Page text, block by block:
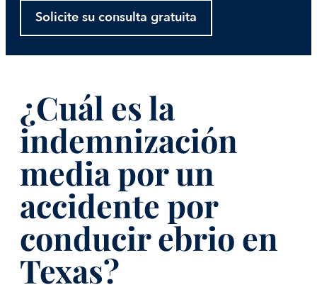
Solicite su consulta gratuita
¿Cuál es la
indemnización
media por un
accidente por
conducir ebrio en
Texas?